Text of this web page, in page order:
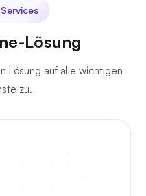
Lösung
Lösung auf alle wichtigen
zu.